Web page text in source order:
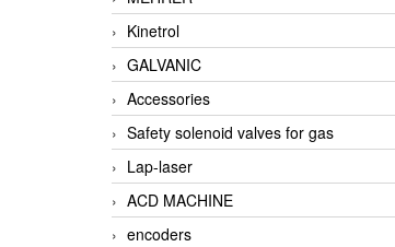
Kinetrol
GALVANIC
Accessories
Safety solenoid valves for gas
Lap-laser
ACD MACHINE
encoders